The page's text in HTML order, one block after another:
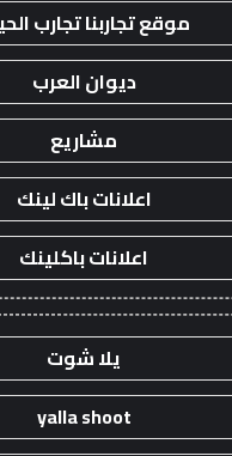
موقع تجاربنا تجارب
ديوان العرب
مشاريع
اعلانات باك لينك
اعلانات باكلينك
يلا شوت
yalla shoot